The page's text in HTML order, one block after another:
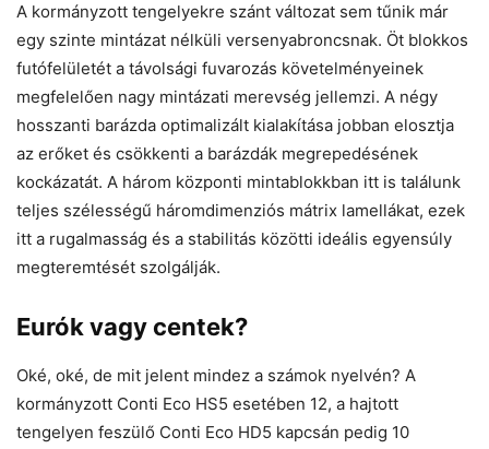
A kormányzott tengelyekre szánt változat sem tűnik már
egy szinte mintázat nélküli versenyabroncsnak. Öt blokkos
futófelületét a távolsági fuvarozás követelményeinek
megfelelően nagy mintázati merevség jellemzi. A négy
hosszanti barázda optimalizált kialakítása jobban elosztja
az erőket és csökkenti a barázdák megrepedésének
kockázatát. A három központi mintablokkban itt is találunk
teljes szélességű háromdimenziós mátrix lamellákat, ezek
itt a rugalmasság és a stabilitás közötti ideális egyensúly
megteremtését szolgálják.
Eurók vagy centek?
Oké, oké, de mit jelent mindez a számok nyelvén? A
kormányzott Conti Eco HS5 esetében 12, a hajtott
tengelyen feszülő Conti Eco HD5 kapcsán pedig 10